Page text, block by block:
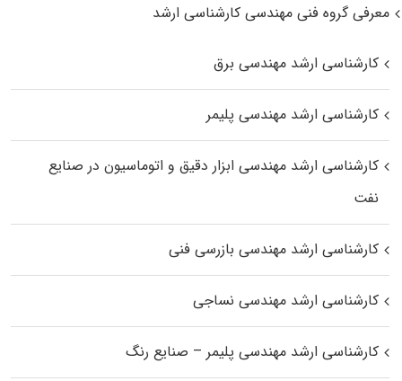
معرفی گروه فنی مهندسی کارشناسی ارشد
کارشناسی ارشد مهندسی برق
کارشناسی ارشد مهندسی پلیمر
کارشناسی ارشد مهندسی ابزار دقیق و اتوماسیون در صنایع
نفت
کارشناسی ارشد مهندسی بازرسی فنی
کارشناسی ارشد مهندسی نساجی
کارشناسی ارشد مهندسی پلیمر – صنایع رنگ